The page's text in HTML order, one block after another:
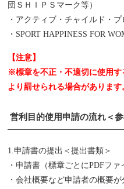
団ＳＨＩＰＳマーク等）
・ アクティブ・チャイルド・プ
・ SPORT HAPPINESS FOR
【注意】
※標章を不正・不適切に使用
より罰せられる場合があります
営利目的使用申請の流れ＜参
1.申請書の提出＜提出書類＞
・申請書（標章ごとにPDFファ
・会社概要など申請者の概要